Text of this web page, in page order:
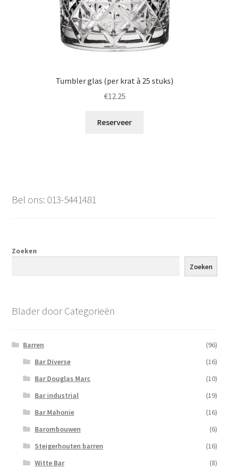
Tumbler glas (per krat à 25 stuks)
€12.25
Reserveer
Bel ons: 013-5441481
Zoeken
Zoeken
Blader door Categorieën
Barren
(96)
Bar Diverse
(16)
Bar Douglas Marc
(10)
Bar industrial
(19)
Bar Mahonie
(16)
Barombouwen
(6)
Steigerhouten barren
(16)
Witte Bar
(8)